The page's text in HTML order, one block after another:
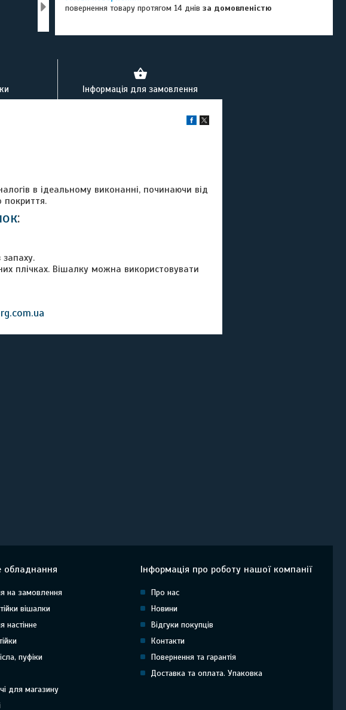
повернення товару протягом 14 днівза домовленістю
Інформація для замовлення
в ідеальному виконанні, починаючи від
покриття.
:
запаху.
плічках. Вішалку можна використовувати
обладнання
на замовлення
вішалки
настінне
пуфіки
для магазину
Інформація про роботу нашої компанії
Про нас
Новини
Відгуки покупців
Контакти
Повернення та гарантія
Доставка та оплата. Упаковка